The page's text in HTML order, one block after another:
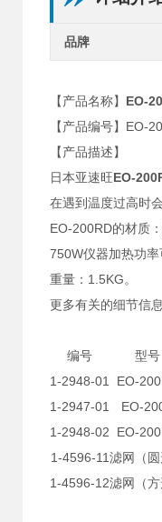
品牌
【产品名称】 EO-
【产品编号】EO-
【产品描述】
日本亚速旺EO-
在遇到温度过高时
EO-200RD的材质
750W仪器加热功率
重量：1.5KG。
更多有关的细节信
编号
型号
1-2948-01
EO-
1-2947-01
EO-
1-2948-02
EO-
1-4596-11滤网（圆
1-4596-12滤网（方